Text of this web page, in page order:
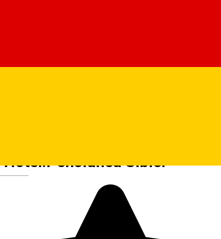
Hotel.Pensiunea Sibiel